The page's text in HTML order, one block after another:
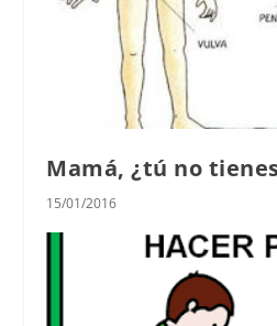
Mamá, ¿tú no
15/01/2016